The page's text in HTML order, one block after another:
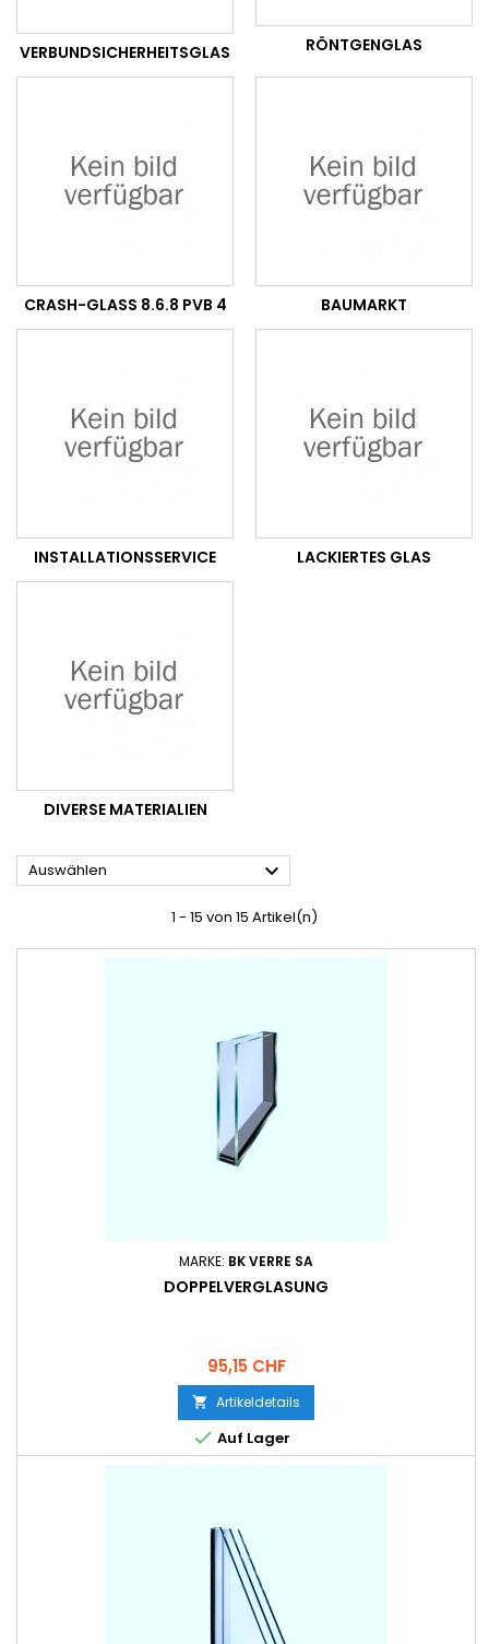
VERBUNDSICHERHEITSGLAS RÖNTGENGLAS
CRASH-GLASS 8.6.8 PVB 4 BAUMARKT
INSTALLATIONSSERVICE LACKIERTES GLAS
DIVERSE MATERIALIEN
Auswählen 
1 - 15 von 15 Artikel(n)
MARKE: BK VERRE SA
DOPPELVERGLASUNG
Preis
95,15 CHF
 Artikeldetails
 Auf Lager